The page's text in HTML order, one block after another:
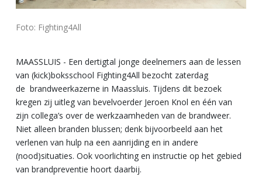
Foto: Fighting4All
MAASSLUIS - Een dertigtal jonge deelnemers aan de lessen
van (kick)boksschool Fighting4All bezocht zaterdag
de brandweerkazerne in Maassluis. Tijdens dit bezoek
kregen zij uitleg van bevelvoerder Jeroen Knol en één van
zijn collega’s over de werkzaamheden van de brandweer.
Niet alleen branden blussen; denk bijvoorbeeld aan het
verlenen van hulp na een aanrijding en in andere
(nood)situaties. Ook voorlichting en instructie op het gebied
van brandpreventie hoort daarbij.